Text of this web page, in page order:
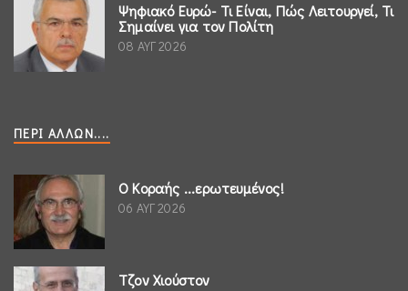
Ψηφιακό Ευρώ- Τι Είναι, Πώς Λειτουργεί, Τι
Σημαίνει για τον Πολίτη
08 ΑΥΓ 2026
ΠΕΡΊ ΆΛΛΩΝ....
Ο Κοραής ...ερωτευμένος!
06 ΑΥΓ 2026
Τζον Χιούστον